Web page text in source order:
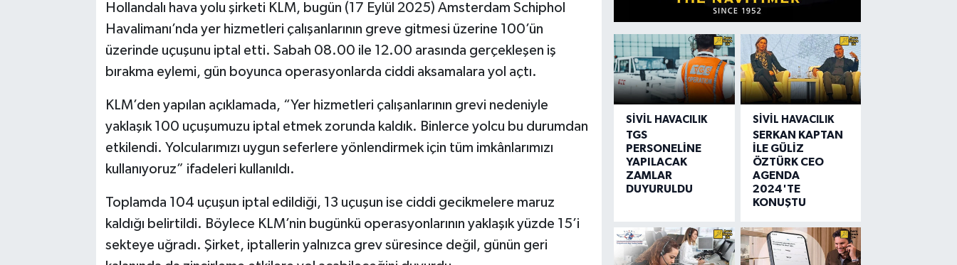
Hollandalı hava yolu şirketi KLM, bugün (17 Eylül 2025) Amsterdam Schiphol
Havalimanı’nda yer hizmetleri çalışanlarının greve gitmesi üzerine 100’ün
üzerinde uçuşunu iptal etti. Sabah 08.00 ile 12.00 arasında gerçekleşen iş
bırakma eylemi, gün boyunca operasyonlarda ciddi aksamalara yol açtı.
KLM’den yapılan açıklamada, “Yer hizmetleri çalışanlarının grevi nedeniyle
yaklaşık 100 uçuşumuzu iptal etmek zorunda kaldık. Binlerce yolcu bu durumdan
etkilendi. Yolcularımızı uygun seferlere yönlendirmek için tüm imkânlarımızı
kullanıyoruz” ifadeleri kullanıldı.
Toplamda 104 uçuşun iptal edildiği, 13 uçuşun ise ciddi gecikmelere maruz
kaldığı belirtildi. Böylece KLM’nin bugünkü operasyonlarının yaklaşık yüzde 15’i
sekteye uğradı. Şirket, iptallerin yalnızca grev süresince değil, günün geri
SIVIL HAVACILIK
TGS
PERSONELİNE
YAPILACAK
ZAMLAR
DUYURULDU
SIVIL HAVACILIK
SERKAN KAPTAN
İLE GÜLİZ
ÖZTÜRK CEO
AGENDA
2024'TE
KONUŞTU